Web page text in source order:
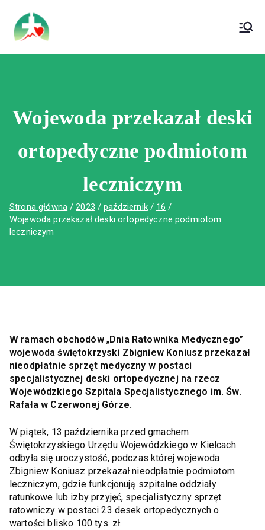
treści
Wojewódzki Szpital Specjalistyczny im.
Św. Rafała w Czerwonej Górze
Wojewoda przekazał deski
ortopedyczne podmiotom
leczniczym
Strona główna 2023 październik
16
Wojewoda przekazał deski ortopedyczne podmiotom
leczniczym
W ramach obchodów „Dnia Ratownika Medycznego”
wojewoda świętokrzyski Zbigniew Koniusz przekazał
nieodpłatnie sprzęt medyczny w postaci
specjalistycznej deski ortopedycznej na rzecz
Wojewódzkiego Szpitala Specjalistycznego im. Św.
Rafała w Czerwonej Górze.
W piątek, 13 października przed gmachem
Świętokrzyskiego Urzędu Wojewódzkiego w Kielcach
odbyła się uroczystość, podczas której wojewoda
Zbigniew Koniusz przekazał nieodpłatnie podmiotom
leczniczym, gdzie funkcjonują szpitalne oddziały
ratunkowe lub izby przyjęć, specjalistyczny sprzęt
ratowniczy w postaci 23 desek ortopedycznych o
wartości blisko 100 tys. zł.